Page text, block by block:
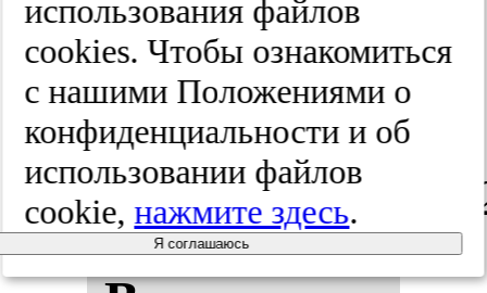
Про­фи­лак­
ти­чес­кая
ме­ди­ци­на.
2025;(10):115-
использования файлов
cооkies. Чтобы ознакомиться
с нашими Положениями о
конфиденциальности и об
использовании файлов
cookie,нажмите здесь.
Я соглашаюсь